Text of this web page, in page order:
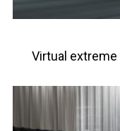
Virtual